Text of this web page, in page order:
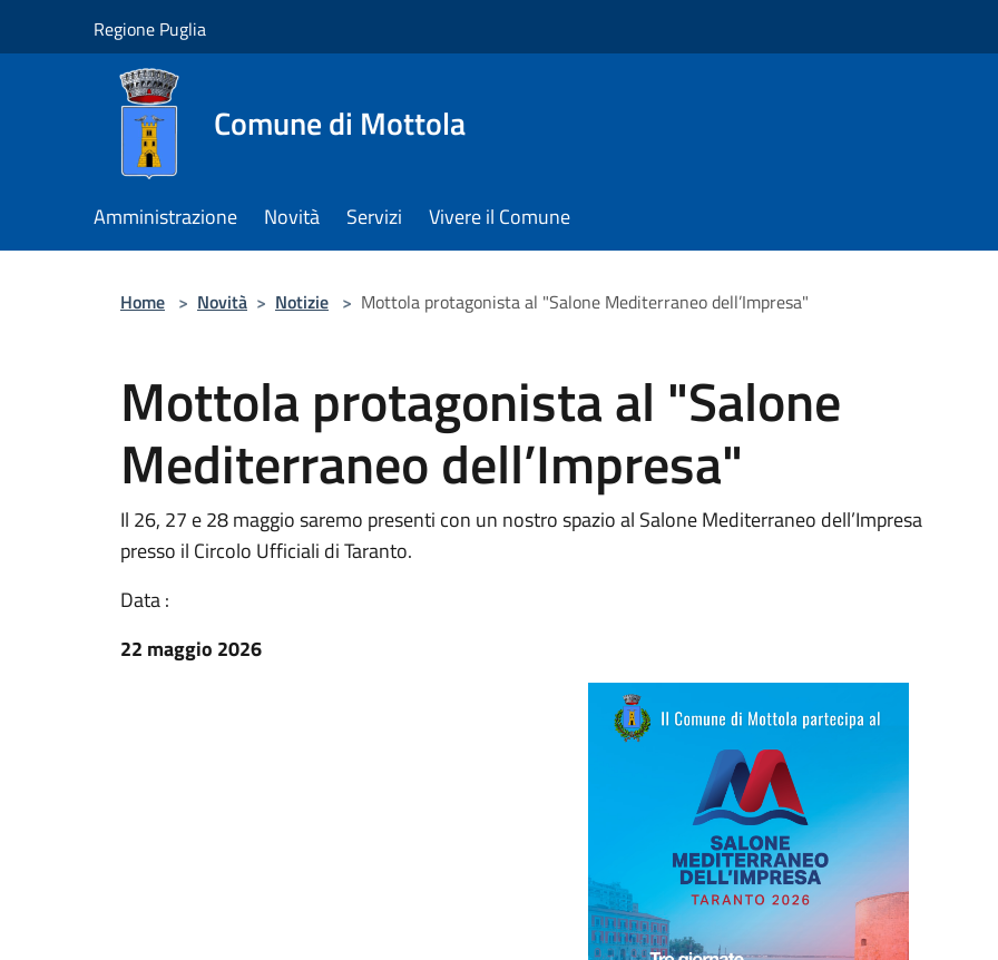
Regione Puglia
Comune di Mottola
Amministrazione Novità Servizi Vivere il Comune
Home > Novità > Notizie > Mottola protagonista al "Salone Mediterraneo dell’Impresa"
Mottola protagonista al "Salone
Mediterraneo dell’Impresa"
Il 26, 27 e 28 maggio saremo presenti con un nostro spazio al Salone Mediterraneo dell’Impresa
presso il Circolo Ufficiali di Taranto.
Data :
22 maggio 2026